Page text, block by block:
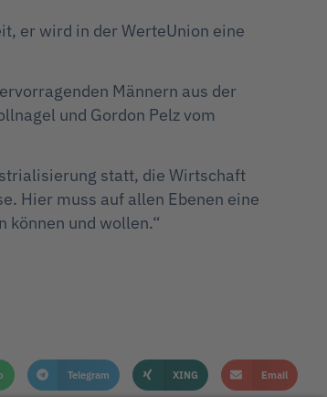
er wird in der WerteUnion eine
Männern aus der
und Gordon Pelz vom
statt, die Wirtschaft
Hier muss auf allen Ebenen eine
können und wollen.“
Telegram XING Email